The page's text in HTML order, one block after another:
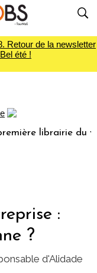
Retour de la newsletter
été !
du voyage
:
?
d'Alidade